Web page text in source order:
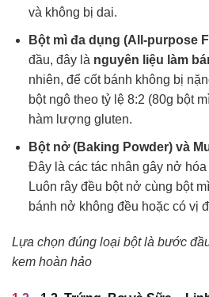
và không bị dai.
Bột mì đa dụng (All-purpose
đầu, đây là nguyên liệu làm
nhiên, để cốt bánh không bị
bột ngô theo tỷ lệ 8:2 (80g bột
hàm lượng gluten.
Bột nở (Baking Powder) và
Đây là các tác nhân gây nở
Luôn rây đều bột nở cùng bột
bánh nở không đều hoặc có vị
Lựa chọn đúng loại bột là bước
kem hoàn hảo